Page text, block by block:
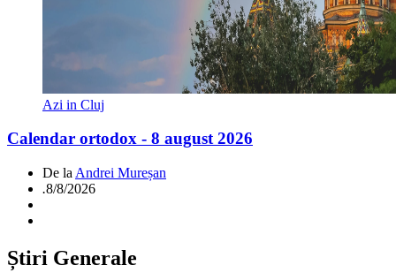
Azi in Cluj
Calendar ortodox - 8 august 2026
De la Andrei Mureșan
.8/8/2026
Știri Generale